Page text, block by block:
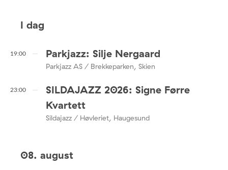
I dag
19:00 Parkjazz: Silje Nergaard
Parkjazz AS / Brekkeparken, Skien
23:00
SILDAJAZZ 2026: Signe Førre
Kvartett
Sildajazz / Høvleriet, Haugesund
08. august